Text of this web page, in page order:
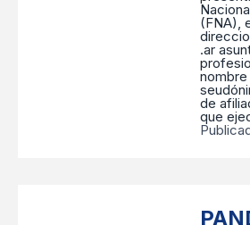
(FNA),
.ar
de
que